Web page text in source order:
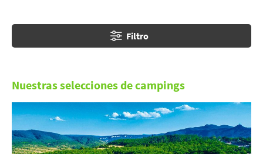
Filtro
Nuestras selecciones de campings